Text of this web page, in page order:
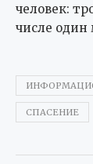
человек:
числе один
СПАСЕНИЕ